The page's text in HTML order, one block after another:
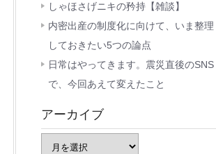
しゃほさげニキの矜持【雑談】
内密出産の制度化に向けて、いま整理
しておきたい5つの論点
日常はやってきます。震災直後のSNS
で、今回あえて変えたこと
アーカイブ